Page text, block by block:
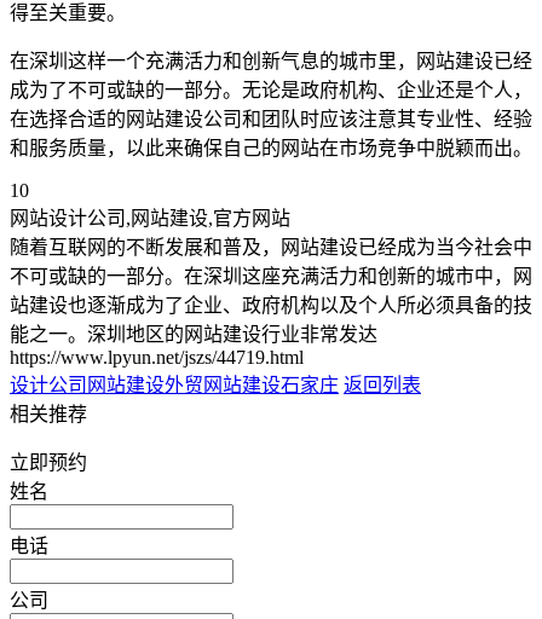
得至关重要。
在深圳这样一个充满活力和创新气息的城市里，网站建设已经
成为了不可或缺的一部分。无论是政府机构、企业还是个人，
在选择合适的网站建设公司和团队时应该注意其专业性、经验
和服务质量，以此来确保自己的网站在市场竞争中脱颖而出。
10
网站设计公司,网站建设,官方网站
随着互联网的不断发展和普及，网站建设已经成为当今社会中
不可或缺的一部分。在深圳这座充满活力和创新的城市中，网
站建设也逐渐成为了企业、政府机构以及个人所必须具备的技
能之一。深圳地区的网站建设行业非常发达
https://www.lpyun.net/jszs/44719.html
设计公司网站建设外贸网站建设石家庄 返回列表
相关推荐
立即预约
姓名
电话
公司